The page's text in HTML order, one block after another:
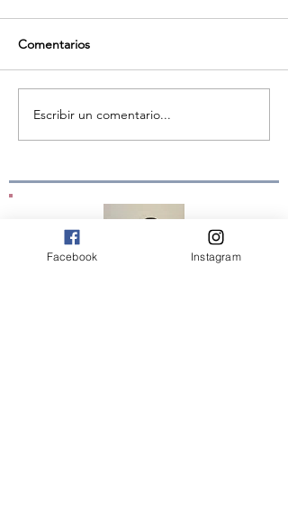
Nueva Bitácora Gratuita
Comentarios
Escribir un comentario...
Facebook Instagram